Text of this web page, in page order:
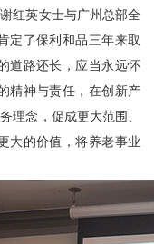
红英女士与广州总部全
定了保利和品三年来取
道路还长，应当永远怀
精神与责任，在创新产
理念，促成更大范围、
大的价值，将养老事业